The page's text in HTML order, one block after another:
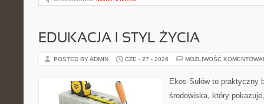
EDUKACJA I STYL ŻYCIA
POSTED BY ADMIN CZE - 27 - 2026 MOŻLIWOŚĆ
Ekos-Sułów to praktyczny
środowiska, który